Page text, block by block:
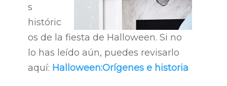
s
históric
os de la fiesta de Halloween. Si no
lo has leído aún, puedes revisarlo
aquí: Halloween:Orígenes e historia